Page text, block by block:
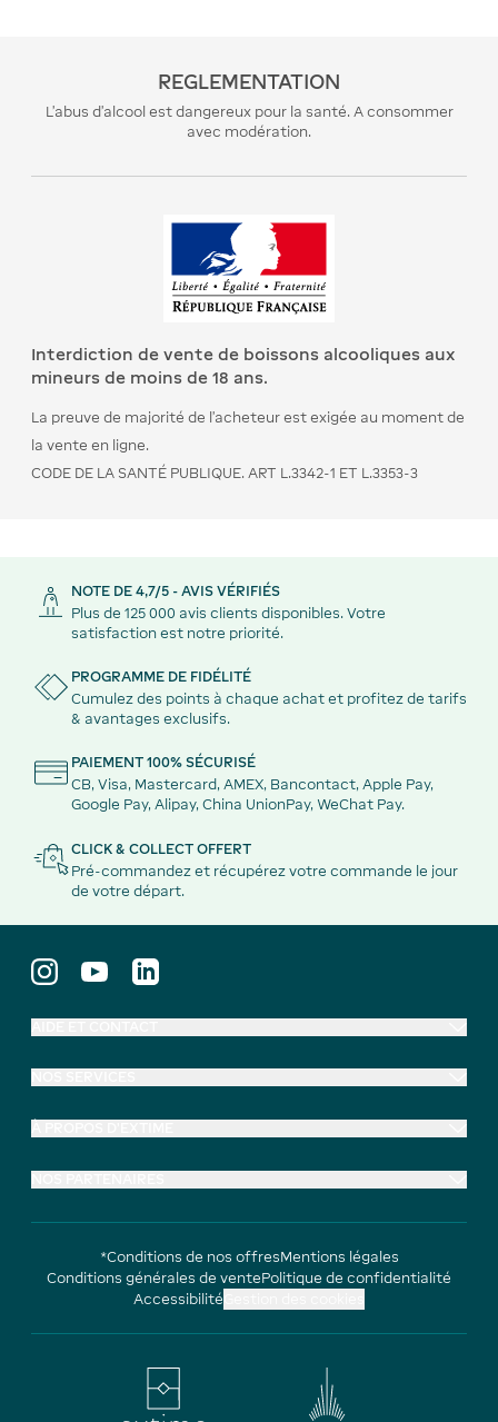
REGLEMENTATION
L’abus d’alcool est dangereux pour la santé. A consommer
avec modération.
Interdiction de vente de boissons alcooliques aux
mineurs de moins de 18 ans.
La preuve de majorité de l’acheteur est exigée au moment de
la vente en ligne.
CODE DE LA SANTÉ PUBLIQUE. ART L.3342-1 ET L.3353-3
NOTE DE 4,7/5 - AVIS VÉRIFIÉS
Plus de 125 000 avis clients disponibles. Votre
satisfaction est notre priorité.
PROGRAMME DE FIDÉLITÉ
Cumulez des points à chaque achat et profitez de tarifs
& avantages exclusifs.
PAIEMENT 100% SÉCURISÉ
CB, Visa, Mastercard, AMEX, Bancontact, Apple Pay,
Google Pay, Alipay, China UnionPay, WeChat Pay.
CLICK & COLLECT OFFERT
Pré-commandez et récupérez votre commande le jour
de votre départ.
*Conditions de nos offresMentions légales
Conditions générales de ventePolitique de confidentialité
Accessibilité